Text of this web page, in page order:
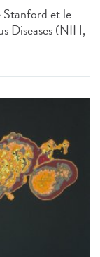
Stanford et le
Diseases (NIH,